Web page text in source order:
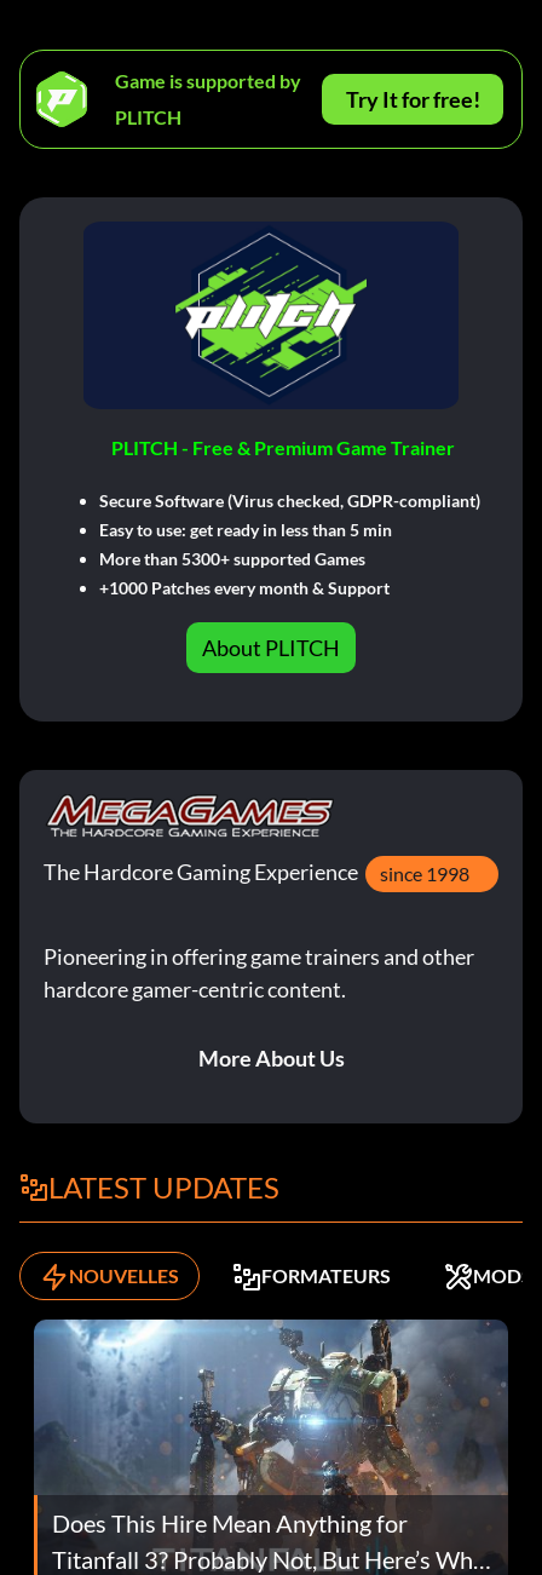
Game is supported by
PLITCH
Try It for free!
PLITCH - Free & Premium Game Trainer
Secure Software (Virus checked, GDPR-compliant)
Easy to use: get ready in less than 5 min
More than 5300+ supported Games
+1000 Patches every month & Support
About PLITCH
The Hardcore Gaming Experience since 1998
Pioneering in offering game trainers and other
hardcore gamer-centric content.
More About Us
LATEST UPDATES
NOUVELLES FORMATEURS MODS
Does This Hire Mean Anything for
Titanfall 3? Probably Not, But Here’s Why